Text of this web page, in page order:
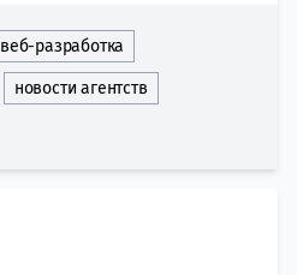
веб-разработка
новости агентств